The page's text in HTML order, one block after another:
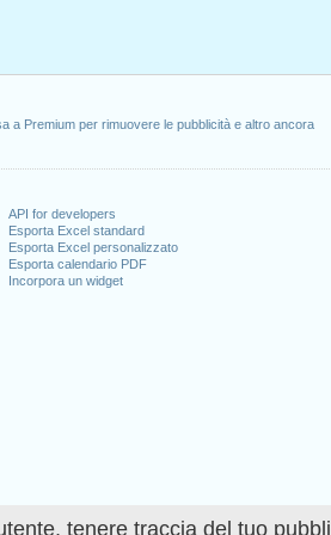
tenere traccia del tuo
a Premium per rimuovere le pubblicità e altro ancora
API for developers
Esporta Excel standard
Esporta Excel personalizzato
Esporta calendario PDF
Incorpora un widget
2021
giugno 18, 2021
: lunedi, luglio 5, 2021
11, 2021
25, 2021
dicembre 24, 2021
: venerdì, dicembre 31, 2021